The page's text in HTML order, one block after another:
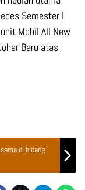
Semester I
Mobil All New
Baru atas
di bidang